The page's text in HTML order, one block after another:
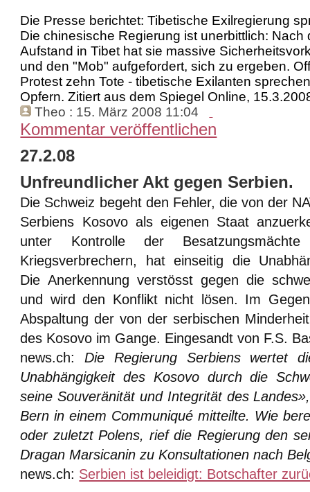
Die Presse berichtet: Tibetische Exilregierung
Die chinesische Regierung ist unerbittlich: Nach
Aufstand in Tibet hat sie massive
und den "Mob" aufgefordert, sich zu ergeben.
Protest zehn Tote - tibetische Exilanten
Opfern. Zitiert aus dem Spiegel Online,
Theo : 15. März 2008 11:04
Kommentar veröffentlichen
27.2.08
Unfreundlicher Akt gegen Serbien.
Die Schweiz begeht den Fehler, die von der
Serbiens Kosovo als eigenen Staat
unter Kontrolle der
Kriegsverbrechern, hat einseitig die
Die Anerkennung verstösst gegen die
und wird den Konflikt nicht lösen. Im
Abspaltung der von der serbischen
des Kosovo im Gange. Eingesandt von F.S.
news.ch:Die Regierung Serbiens wertet
Unabhängigkeit des Kosovo durch die
seine Souveränität und Integrität des
Bern in einem Communiqué mitteilte. Wie
oder zuletzt Polens, rief die Regierung den
Dragan Marsicanin zu Konsultationen nach
news.ch: Serbien ist beleidigt: Botschafter